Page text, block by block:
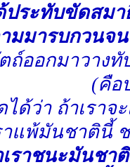
ประทับขัดสม
มารบกวนจ
ถ์ออกมาวางทั
(คือ
ด้ว่า ถ้าเราจ
าแพ้มันชาตินี้
เราชนะมันชา